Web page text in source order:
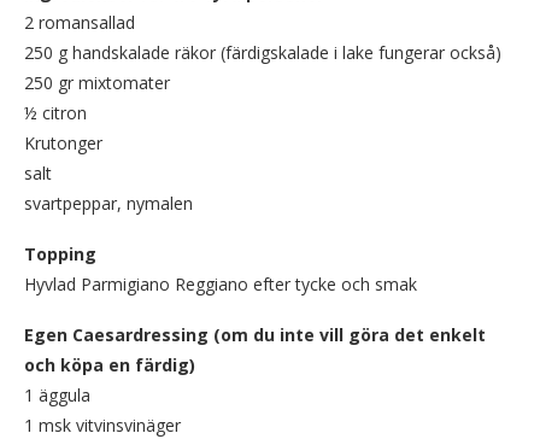
2 romansallad
250 g handskalade räkor (färdigskalade i lake fungerar också)
250 gr mixtomater
½ citron
Krutonger
salt
svartpeppar, nymalen
Topping
Hyvlad Parmigiano Reggiano efter tycke och smak
Egen Caesardressing (om du inte vill göra det enkelt
och köpa en färdig)
1 äggula
1 msk vitvinsvinäger